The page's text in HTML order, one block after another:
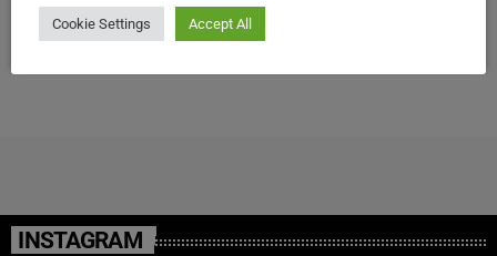
27. FEBRUAR 2024 12
INSTAGRAM
Cookie Settings Accept All